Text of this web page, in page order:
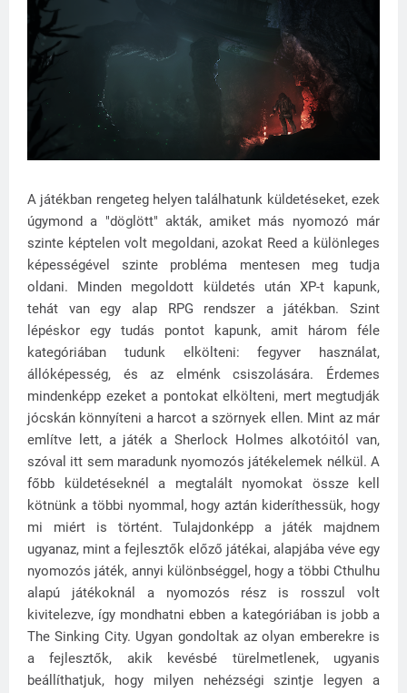
A játékban rengeteg helyen találhatunk küldetéseket, ezek
úgymond a "döglött" akták, amiket más nyomozó már
szinte képtelen volt megoldani, azokat Reed a különleges
képességével szinte probléma mentesen meg tudja
oldani. Minden megoldott küldetés után XP-t kapunk,
tehát van egy alap RPG rendszer a játékban. Szint
lépéskor egy tudás pontot kapunk, amit három féle
kategóriában tudunk elkölteni: fegyver használat,
állóképesség, és az elménk csiszolására. Érdemes
mindenképp ezeket a pontokat elkölteni, mert megtudják
jócskán könnyíteni a harcot a szörnyek ellen. Mint az már
említve lett, a játék a Sherlock Holmes alkotóitól van,
szóval itt sem maradunk nyomozós játékelemek nélkül. A
főbb küldetéseknél a megtalált nyomokat össze kell
kötnünk a többi nyommal, hogy aztán kideríthessük, hogy
mi miért is történt. Tulajdonképp a játék majdnem
ugyanaz, mint a fejlesztők előző játékai, alapjába véve egy
nyomozós játék, annyi különbséggel, hogy a többi Cthulhu
alapú játékoknál a nyomozós rész is rosszul volt
kivitelezve, így mondhatni ebben a kategóriában is jobb a
The Sinking City. Ugyan gondoltak az olyan emberekre is
a fejlesztők, akik kevésbé türelmetlenek, ugyanis
beállíthatjuk, hogy milyen nehézségi szintje legyen a